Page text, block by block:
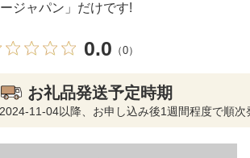
ジャパン」だけです!
0.0 （0）
お礼品発送予定時期
2024-11-04以降、お申し込み後1週間程度で順次